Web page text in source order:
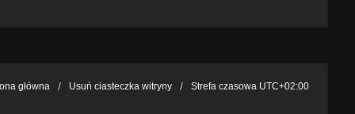
główna Usuń ciasteczka witryny Strefa czasowa UTC+02:00